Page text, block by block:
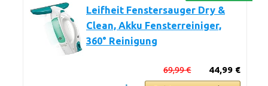
Leifheit Fenstersauger Dry &
Clean, Akku Fensterreiniger,
360° Reinigung
44,99 €
69,99 €